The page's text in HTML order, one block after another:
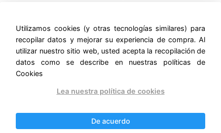
2.Campanas Centrales o de Isla
Diseñadas para cocinas con estufas o equipos
campanas captan humos desde todos los lados,
ofreciendo una cobertura completa.
Utilizamos cookies (y otras tecnologías similares) para
recopilar datos y mejorar su experiencia de compra. Al
utilizar nuestro sitio web, usted acepta la recopilación de
datos como se describe en nuestras políticas de
Cookies
Lea nuestra política de cookies
De acuerdo